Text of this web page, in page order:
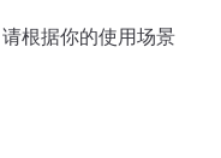
根据你的使用场景